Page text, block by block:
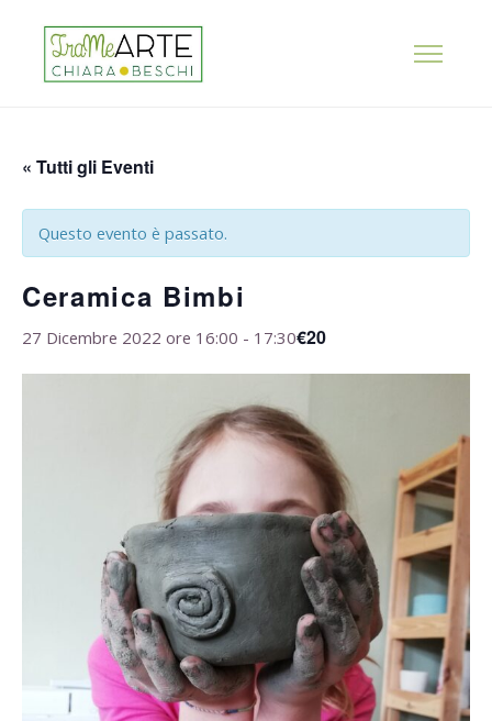
« Tutti gli Eventi
Questo evento è passato.
Ceramica Bimbi
27 Dicembre 2022 ore 16:00 - 17:30€20